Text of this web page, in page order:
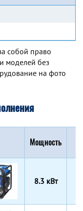
собой право
моделей без
на фото
Мощность
8.3 кВт